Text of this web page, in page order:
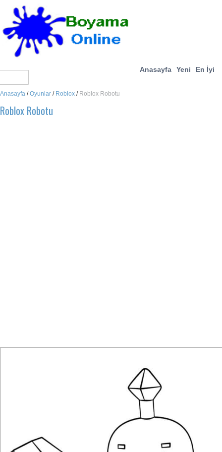
Anasayfa Yeni En İyi
Anasayfa /Oyunlar / Roblox / Roblox Robotu
Roblox Robotu